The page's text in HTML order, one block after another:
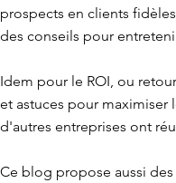
prospects en clients
des conseils pour
Idem pour le ROI, ou
et astuces pour maximiser
d'autres entreprises ont
Ce blog propose aussi